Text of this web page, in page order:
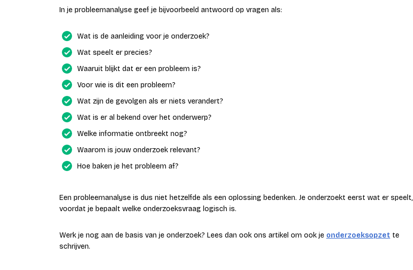
In je probleemanalyse geef je bijvoorbeeld antwoord op vragen als:
Wat is de aanleiding voor je onderzoek?
Wat speelt er precies?
Waaruit blijkt dat er een probleem is?
Voor wie is dit een probleem?
Wat zijn de gevolgen als er niets verandert?
Wat is er al bekend over het onderwerp?
Welke informatie ontbreekt nog?
Waarom is jouw onderzoek relevant?
Hoe baken je het probleem af?
Een probleemanalyse is dus niet hetzelfde als een oplossing bedenken. Je onderzoekt eerst wat er speelt,
voordat je bepaalt welke onderzoeksvraag logisch is.
Werk je nog aan de basis van je onderzoek? Lees dan ook ons artikel om ook je onderzoeksopzet te
schrijven.